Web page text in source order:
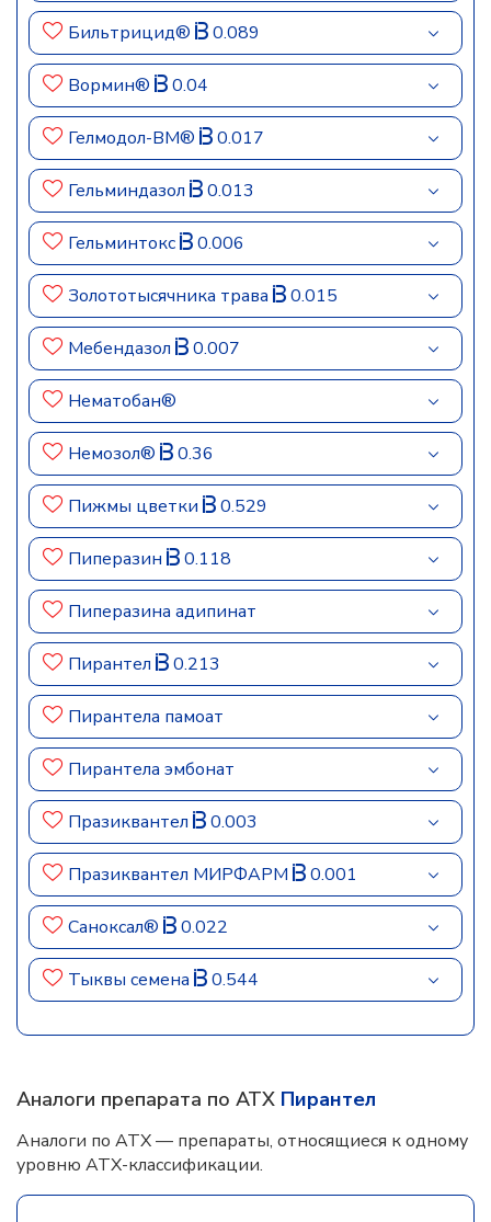
Бильтрицид® 0.089
Вормин® 0.04
Гелмодол-ВМ® 0.017
Гельминдазол 0.013
Гельминтокс 0.006
Золототысячника трава 0.015
Мебендазол 0.007
Нематобан®
Немозол® 0.36
Пижмы цветки 0.529
Пиперазин 0.118
Пиперазина адипинат
Пирантел 0.213
Пирантела памоат
Пирантела эмбонат
Празиквантел 0.003
Празиквантел МИРФАРМ 0.001
Саноксал® 0.022
Тыквы семена 0.544
Аналоги препарата по АТХ Пирантел
Аналоги по АТХ — препараты, относящиеся к одному
уровню АТХ-классификации.